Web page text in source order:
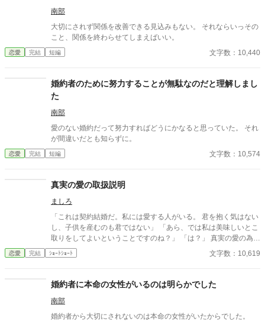
南部
大切にされず関係を改善できる見込みもない。 それならいっその
こと、関係を終わらせてしまえばいい。
恋愛 完結 短編 文字数：10,440
婚約者のために努力することが無駄なのだと理解しまし
た
南部
愛のない婚約だって努力すればどうにかなると思っていた。 それ
が間違いだとも知らずに。
恋愛 完結 短編 文字数：10,574
真実の愛の取扱説明
ましろ
「これは契約結婚だ。私には愛する人がいる。 君を抱く気はない
し、子供を産むのも君ではない」 「あら、では私は美味しいとこ
取りをしてよいということですのね？」 「は？」 真実の愛の為に
契約結婚を持ち掛ける男と、そんな男の浪漫を打ち砕く女のお
話。 ✻ゆるふわ設定です。 気を付けていますが、誤字脱字などが
トルを変更しました。
恋愛 完結 ｼｮｰﾄｼｮｰﾄ 文字数：10,619
婚約者に本命の女性がいるのは明らかでした
南部
婚約者から大切にされないのは本命の女性がいたからでした。